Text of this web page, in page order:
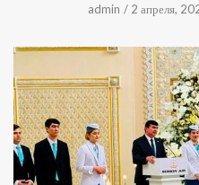
admin / 2 апреля,